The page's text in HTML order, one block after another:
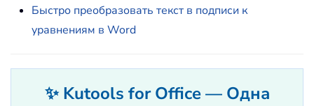
Быстро преобразовать текст в подписи к
уравнениям в Word
✨ Kutools for Office — Одна